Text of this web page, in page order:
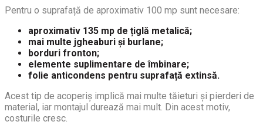
Pentru o suprafață de aproximativ 100 mp sunt necesare:
aproximativ 135 mp de țiglă metalică;
mai multe jgheaburi și burlane;
borduri fronton;
elemente suplimentare de îmbinare;
folie anticondens pentru suprafață extinsă.
Acest tip de acoperiș implică mai multe tăieturi și pierderi de
material, iar montajul durează mai mult. Din acest motiv,
costurile cresc.